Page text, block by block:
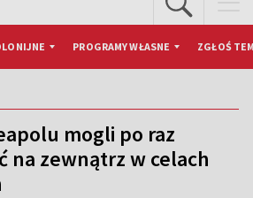
PROGRAMY WŁASNE ZGŁOŚ
mogli po raz
na zewnątrz w celach